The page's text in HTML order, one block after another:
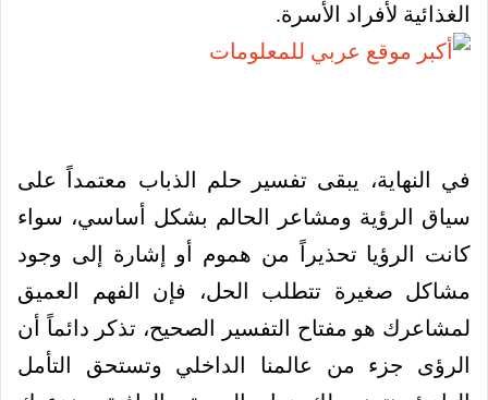
الغذائية لأفراد الأسرة.
في النهاية، يبقى تفسير حلم الذباب معتمداً على
سياق الرؤية ومشاعر الحالم بشكل أساسي، سواء
كانت الرؤيا تحذيراً من هموم أو إشارة إلى وجود
مشاكل صغيرة تتطلب الحل، فإن الفهم العميق
لمشاعرك هو مفتاح التفسير الصحيح، تذكر دائماً أن
الرؤى جزء من عالمنا الداخلي وتستحق التأمل